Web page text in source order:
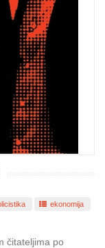
ekonomija
čitateljima po